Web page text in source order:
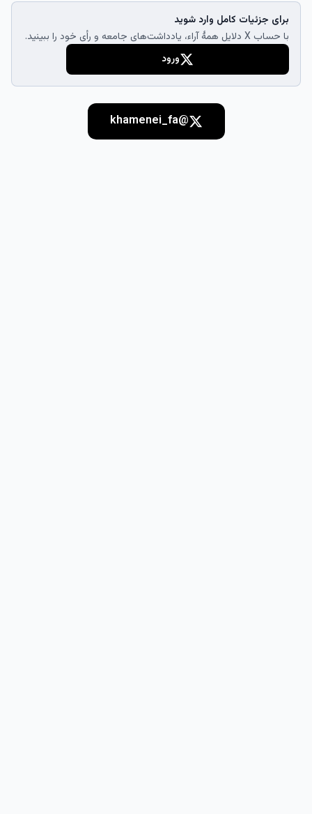
برای جزئیات کامل وارد شوید
با حساب X دلایل همهٔ آراء، یادداشت‌های جامعه و رأی خود را ببینید.
ورود
@khamenei_fa